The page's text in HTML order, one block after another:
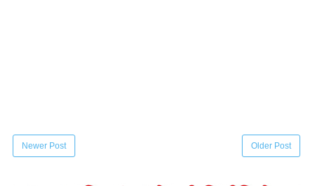
Newer Post Older Post